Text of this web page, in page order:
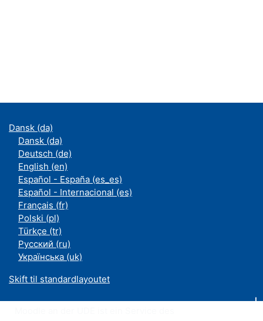
Dansk ‎(da)‎
Dansk ‎(da)‎
Deutsch ‎(de)‎
English ‎(en)‎
Español - España ‎(es_es)‎
Español - Internacional ‎(es)‎
Français ‎(fr)‎
Polski ‎(pl)‎
Türkçe ‎(tr)‎
Русский ‎(ru)‎
Українська ‎(uk)‎
Skift til standardlayoutet